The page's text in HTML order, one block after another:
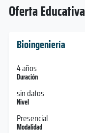
Oferta Educativa
Bioingeniería
4 años
Duración
sin datos
Nivel
Presencial
Modalidad